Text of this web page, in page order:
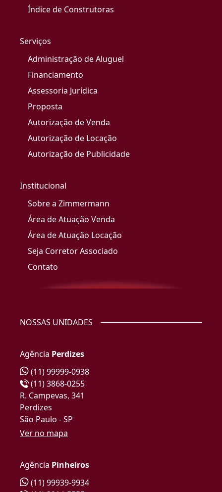
Índice de Construtoras
Serviços
Administração de Aluguel
Financiamento
Assessoria Jurídica
Proposta
Autorização de Venda
Autorização de Locação
Autorização de Publicidade
Institucional
Sobre a Zimmermann
Área de Atuação Venda
Área de Atuação Locação
Seja Corretor Associado
Contato
NOSSAS UNIDADES
Agência Perdizes
(11) 99999-0938
(11) 3868-0255
R. Campevas, 341
Perdizes
São Paulo - SP
Ver no mapa
Agência Pinheiros
(11) 99939-9934